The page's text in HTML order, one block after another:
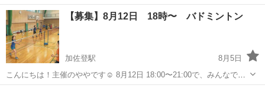
ました。現在はSNSで集まったメンバーが中心、登録は50名余り（増
減あり、年齢層様々） 練習は、前半でドライブ、クリア、ヘアピン、
スマッシュ、ステップ確認などの、...
三重 津市 バドミントン
【募集】8月12日 18時〜 バドミントン
加佐登駅
8月5日
こんにちは！主催のややです☺ 8月12日 18:00〜21:00で、みんなで楽